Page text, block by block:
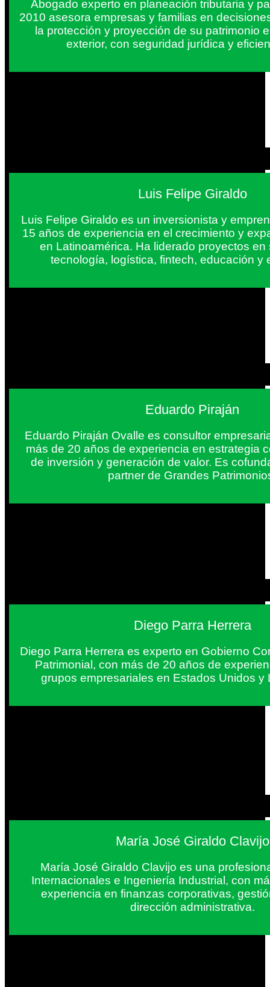
Abogado experto en planeación tributaria y
2010 asesora empresas y familias en
la protección y proyección de su patrimonio
exterior, con seguridad jurídica y
Luis Felipe Giraldo
Luis Felipe Giraldo es un inversionista y
15 años de experiencia en el crecimiento y
en Latinoamérica. Ha liderado proyectos en
tecnología, logística, fintech, educación y
Eduardo Piraján
Eduardo Piraján Ovalle es consultor
más de 20 años de experiencia en estrategia
de inversión y generación de valor. Es
partner de Grandes
Diego Parra Herrera
Diego Parra Herrera es experto en Gobierno
Patrimonial, con más de 20 años de
grupos empresariales en Estados Unidos y
María José Giraldo Clavijo
María José Giraldo Clavijo es una
Internacionales e Ingeniería Industrial, con
experiencia en finanzas corporativas,
dirección administrativa.